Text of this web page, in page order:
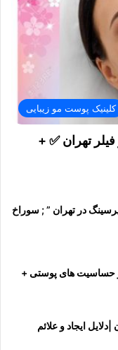
کلینیک پوست مو زیبایی
و فیلر تهران ✅ +
در تهران ” ; سوراخ
حساسیت های پوستی +
ایجاد و علائم